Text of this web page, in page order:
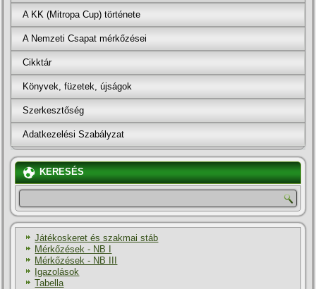
A KK (Mitropa Cup) története
A Nemzeti Csapat mérkőzései
Cikktár
Könyvek, füzetek, újságok
Szerkesztőség
Adatkezelési Szabályzat
KERESÉS
Játékoskeret és szakmai stáb
Mérkőzések - NB I
Mérkőzések - NB III
Igazolások
Tabella